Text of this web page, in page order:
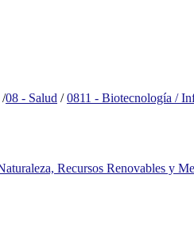
/08 - Salud / 0811 - Biotecnología /
Recursos Renovables y